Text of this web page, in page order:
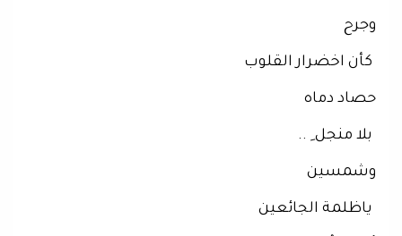
وجرح
كأن اخضرار القلوب
حصاد دماه
بلا منجل ِ ..
وشمسين
ياظلمة الجائعين